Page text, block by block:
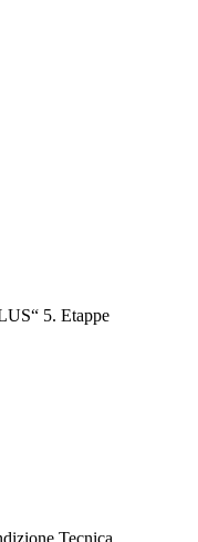
5. Etappe